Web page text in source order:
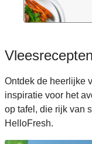
Italiaanse
Ontdek de heerlijke
inspiratie voor het
op tafel, die rijk van
HelloFresh.